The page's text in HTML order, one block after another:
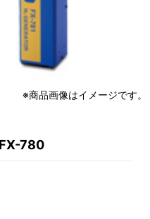
※商品画像はイメージです。
780